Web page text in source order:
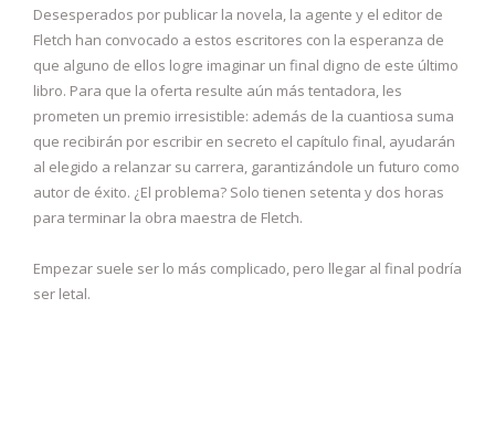
Desesperados por publicar la novela, la agente y el editor de
Fletch han convocado a estos escritores con la esperanza de
que alguno de ellos logre imaginar un final digno de este último
libro. Para que la oferta resulte aún más tentadora, les
prometen un premio irresistible: además de la cuantiosa suma
que recibirán por escribir en secreto el capítulo final, ayudarán
al elegido a relanzar su carrera, garantizándole un futuro como
autor de éxito. ¿El problema? Solo tienen setenta y dos horas
para terminar la obra maestra de Fletch.
Empezar suele ser lo más complicado, pero llegar al final podría
ser letal.